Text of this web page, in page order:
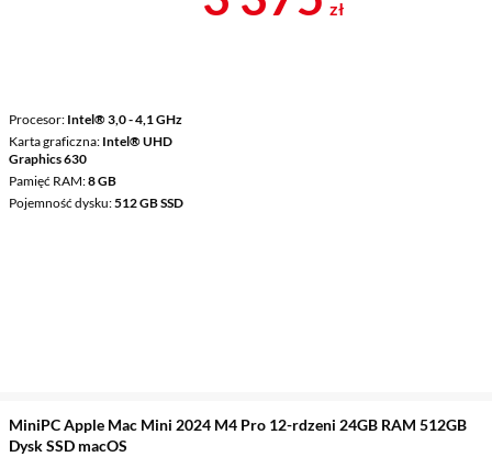
Procesor Intel® 3,0 - 4,1 GHz
Karta graficzna Intel® UHD
Graphics 630
Pamięć RAM 8 GB
Pojemność dysku 512 GB SSD
zł
MiniPC Apple Mac Mini 2024 M4 Pro 12-rdzeni 24GB RAM 512GB
Dysk SSD macOS